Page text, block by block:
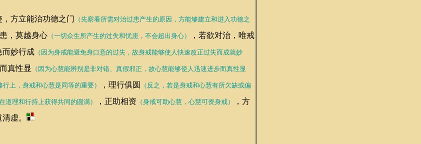
方立能治功德之门 （先察看所需对治过患产生的原因，方能够建立和进入功德之
，莫越身心 （一切众生所产生的过失和忧患，不会超出身心）
，若欲对治，唯戒
而妙行成 （因为身戒能避免身口意的过失，故身戒能够使人快速改正过失而成就妙
真性显 （因为心慧能辨别是非对错、真假邪正，故心慧能够使人迅速进步而真性显
行上，身戒和心慧是同等的重要） ，理行俱圆 （反之，若是身戒和心慧有所欠缺或偏
道理和行持上获得共同的圆满） ，正助相资 （身戒可助心慧，心慧可资身戒）
，方
虚。